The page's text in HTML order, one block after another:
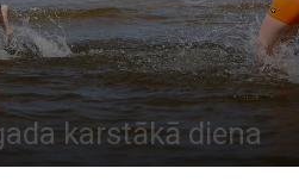
karstākā diena